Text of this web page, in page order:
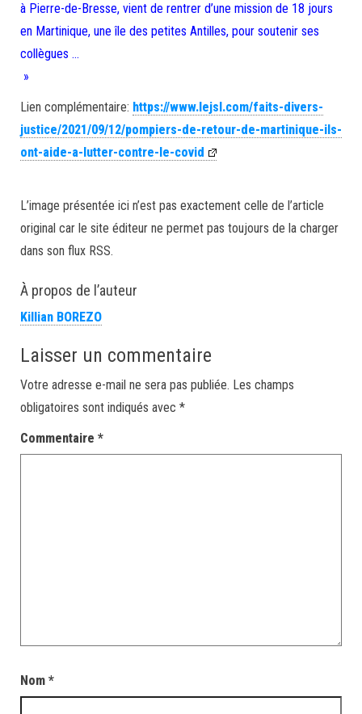
à Pierre-de-Bresse, vient de rentrer d’une mission de 18 jours
en Martinique, une île des petites Antilles, pour soutenir ses
collègues …
»
Lien complémentaire: https://www.lejsl.com/faits-divers-
justice/2021/09/12/pompiers-de-retour-de-martinique-ils-
ont-aide-a-lutter-contre-le-covid
L’image présentée ici n’est pas exactement celle de l’article
original car le site éditeur ne permet pas toujours de la charger
dans son flux RSS.
À propos de l’auteur
Killian BOREZO
Laisser un commentaire
Votre adresse e-mail ne sera pas publiée. Les champs
obligatoires sont indiqués avec *
Commentaire *
Nom *